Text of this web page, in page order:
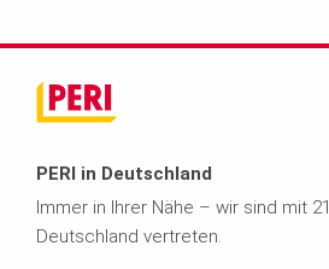
PERI in Deutschland
Immer in Ihrer Nähe – wir sind mit
Deutschland vertreten.